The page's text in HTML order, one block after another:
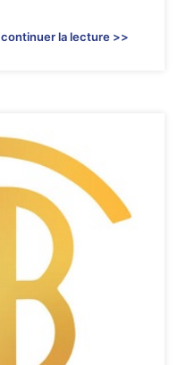
continuer la lecture >>